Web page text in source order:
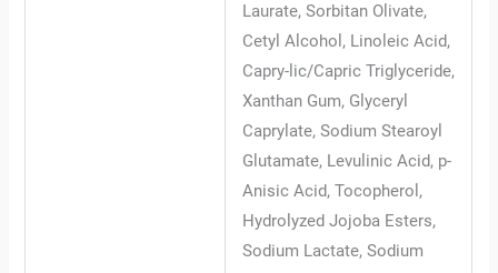
Laurate, Sorbitan Olivate,
Cetyl Alcohol, Linoleic Acid,
Capry-lic/Capric Triglyceride,
Xanthan Gum, Glyceryl
Caprylate, Sodium Stearoyl
Glutamate, Levulinic Acid, p-
Anisic Acid, Tocopherol,
Hydrolyzed Jojoba Esters,
Sodium Lactate, Sodium